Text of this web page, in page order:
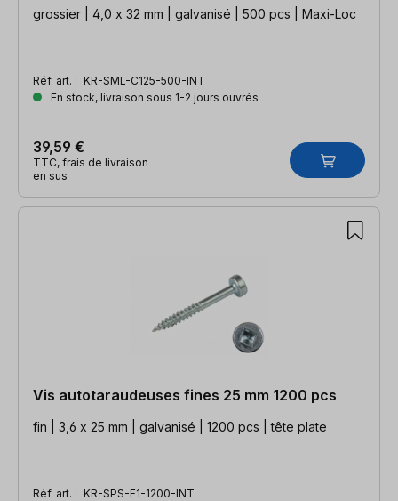
grossier | 4,0 x 32 mm | galvanisé | 500 pcs | Maxi-Loc
Réf. art. : KR-SML-C125-500-INT
En stock, livraison sous 1-2 jours ouvrés
39,59 €
TTC, frais de livraison
en sus
Vis autotaraudeuses fines 25 mm 1200 pcs
fin | 3,6 x 25 mm | galvanisé | 1200 pcs | tête plate
Réf. art. : KR-SPS-F1-1200-INT